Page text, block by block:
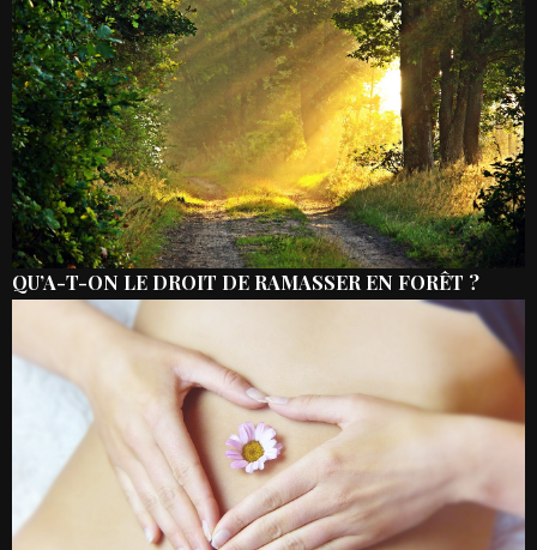
QU’A-T-ON LE DROIT DE RAMASSER EN FORÊT ?